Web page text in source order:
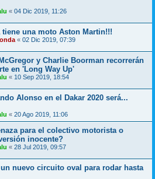
« 04 Dic 2019, 11:26
tiene una moto Aston Martin!!!
« 02 Dic 2019, 07:39
y Charlie Boorman recorrerán
en 'Long Way Up'
« 10 Sep 2019, 18:54
Alonso en el Dakar 2020 será...
« 20 Ago 2019, 11:06
para el colectivo motorista o
inocente?
« 28 Jul 2019, 09:57
nuevo circuito oval para rodar hasta